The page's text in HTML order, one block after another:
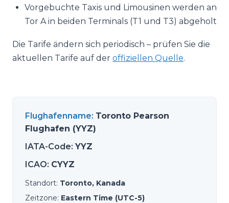
Vorgebuchte Taxis und Limousinen werden an
Tor A in beiden Terminals (T1 und T3) abgeholt
Die Tarife ändern sich periodisch – prüfen Sie die
aktuellen Tarife auf der offiziellen Quelle.
Flughafenname: Toronto Pearson
Flughafen (YYZ)
IATA-Code: YYZ
ICAO: CYYZ
Standort: Toronto, Kanada
Zeitzone: Eastern Time (UTC-5)